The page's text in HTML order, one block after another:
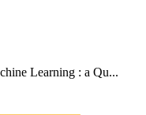
Learning : a Qu...